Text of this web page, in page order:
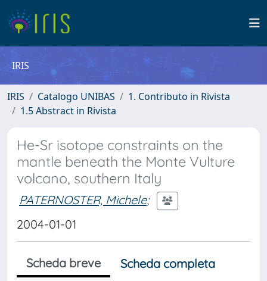
IRIS
IRIS Catalogo UNIBAS
1. Contributo in Rivista
1.5 Abstract in Rivista
He-Sr isotope constraints on the
mantle beneath the Monte Vulture
volcano, southern Italy
PATERNOSTER, Michele;
2004-01-01
Scheda breve
Scheda completa